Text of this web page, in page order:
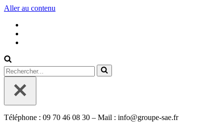
Aller au contenu
Rechercher...
Téléphone : 09 70 46 08 30 – Mail : info@groupe-sae.fr